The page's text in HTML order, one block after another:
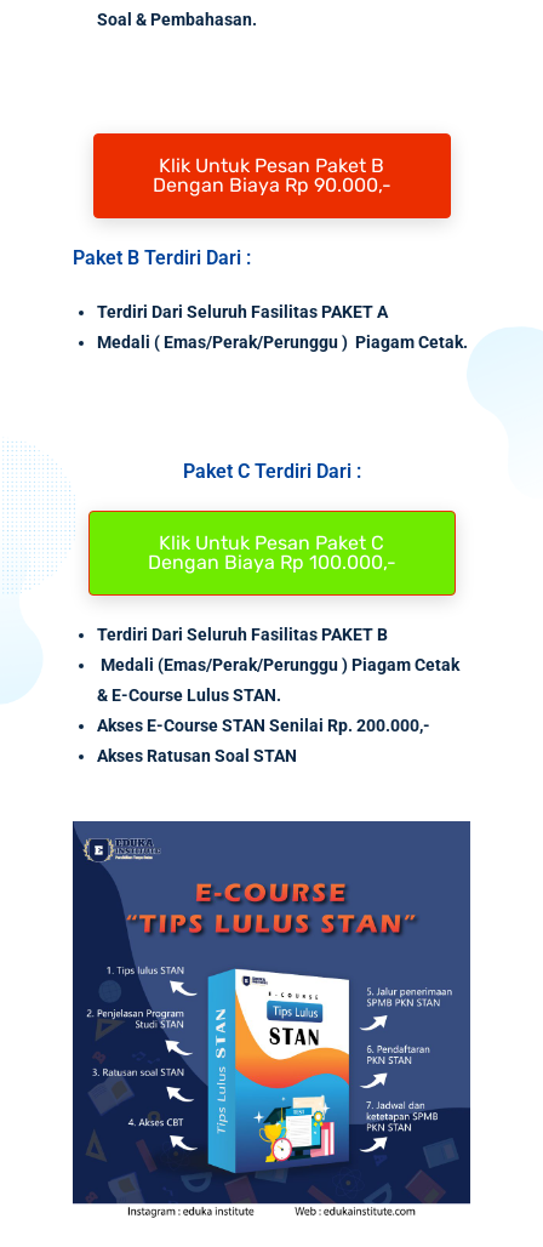
Soal & Pembahasan.
Klik Untuk Pesan Paket B
Dengan Biaya Rp 90.000,-
Paket B Terdiri Dari :
Terdiri Dari Seluruh Fasilitas PAKET A
Medali ( Emas/Perak/Perunggu ) Piagam Cetak.
Paket C Terdiri Dari :
Klik Untuk Pesan Paket C
Dengan Biaya Rp 100.000,-
Terdiri Dari Seluruh Fasilitas PAKET B
Medali (Emas/Perak/Perunggu ) Piagam Cetak
& E-Course Lulus STAN.
AksesE-CourseSTAN Senilai Rp. 200.000,-
Akses Ratusan Soal STAN